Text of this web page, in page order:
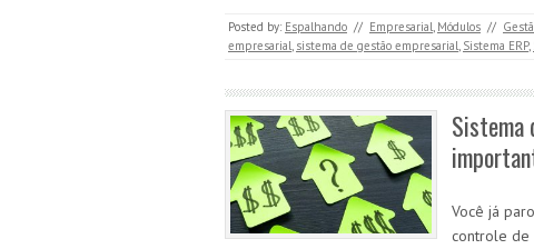
Posted by: Espalhando // Empresarial, Módulos //
empresarial, sistema de gestão empresarial, Sistema ERP,
Sistema
Você já
controle de